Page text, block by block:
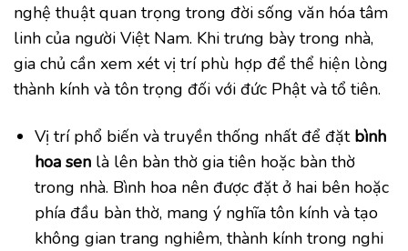
nghệ thuật quan trọng trong đời sống văn hóa tâm
linh của người Việt Nam. Khi trưng bày trong nhà,
gia chủ cần xem xét vị trí phù hợp để thể hiện lòng
thành kính và tôn trọng đối với đức Phật và tổ tiên.
Vị trí phổ biến và truyền thống nhất để đặt bình
hoa sen là lên bàn thờ gia tiên hoặc bàn thờ
trong nhà. Bình hoa nên được đặt ở hai bên hoặc
phía đầu bàn thờ, mang ý nghĩa tôn kính và tạo
không gian trang nghiêm, thành kính trong nghi